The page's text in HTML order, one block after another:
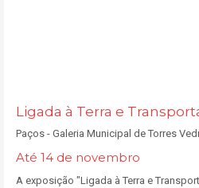
Ligada à Terra e
Paços - Galeria Municipal de Torres
Até 14 de novembro
A exposição "Ligada à Terra e